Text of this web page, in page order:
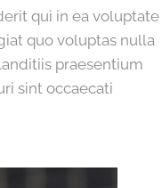
qui in ea voluptate
quo voluptas nulla
praesentium
sint occaecati